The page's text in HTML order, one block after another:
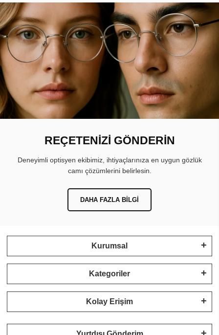
REÇETENİZİ GÖNDERİN
Deneyimli optisyen ekibimiz, ihtiyaçlarınıza en uygun gözlük
camı çözümlerini belirlesin.
DAHA FAZLA BILGI
Kurumsal
Kategoriler
Kolay Erişim